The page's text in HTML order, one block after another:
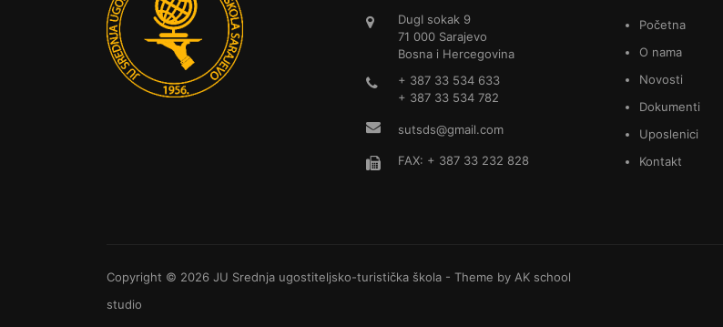
DugI sokak 9
71 000 Sarajevo
Bosna i Hercegovina
+ 387 33 534 633
+ 387 33 534 782
sutsds@gmail.com
FAX: + 387 33 232 828
Početna
O nama
Novosti
Dokumenti
Uposlenici
Kontakt
Copyright © 2026 JU Srednja ugostiteljsko-turistička škola - Theme by AK school
studio